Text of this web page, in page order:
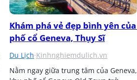
Khám phá vẻ đẹp bình yên của
phố cổ Geneva, Thụy Sĩ
Du Lịch·Kinhnghiemdulich.vn
Nằm ngay giữa trung tâm của Geneva,